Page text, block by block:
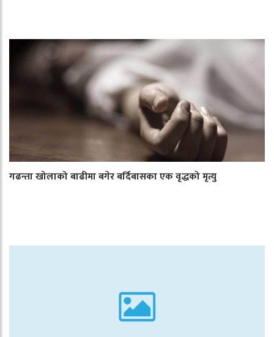
गढन्ता खोलाको बाढीमा बगेर बर्दिबासका एक वृद्धको मृत्यु